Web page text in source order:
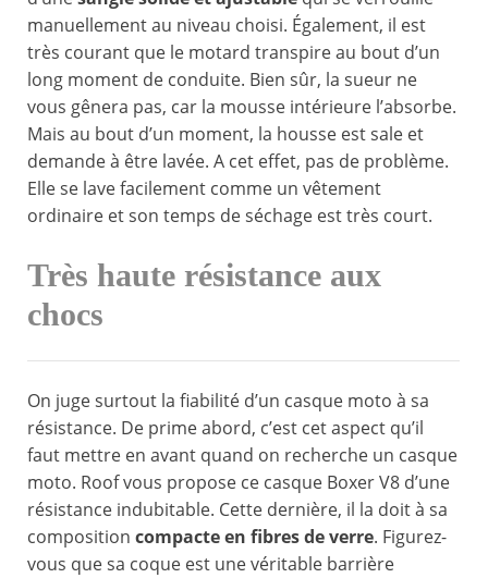
manuellement au niveau choisi. Également, il est
très courant que le motard transpire au bout d’un
long moment de conduite. Bien sûr, la sueur ne
vous gênera pas, car la mousse intérieure l’absorbe.
Mais au bout d’un moment, la housse est sale et
demande à être lavée. A cet effet, pas de problème.
Elle se lave facilement comme un vêtement
ordinaire et son temps de séchage est très court.
Très haute résistance aux
chocs
On juge surtout la fiabilité d’un casque moto à sa
résistance. De prime abord, c’est cet aspect qu’il
faut mettre en avant quand on recherche un casque
moto. Roof vous propose ce casque Boxer V8 d’une
résistance indubitable. Cette dernière, il la doit à sa
composition compacte en fibresde verre. Figurez-
vous que sa coque est une véritable barrière